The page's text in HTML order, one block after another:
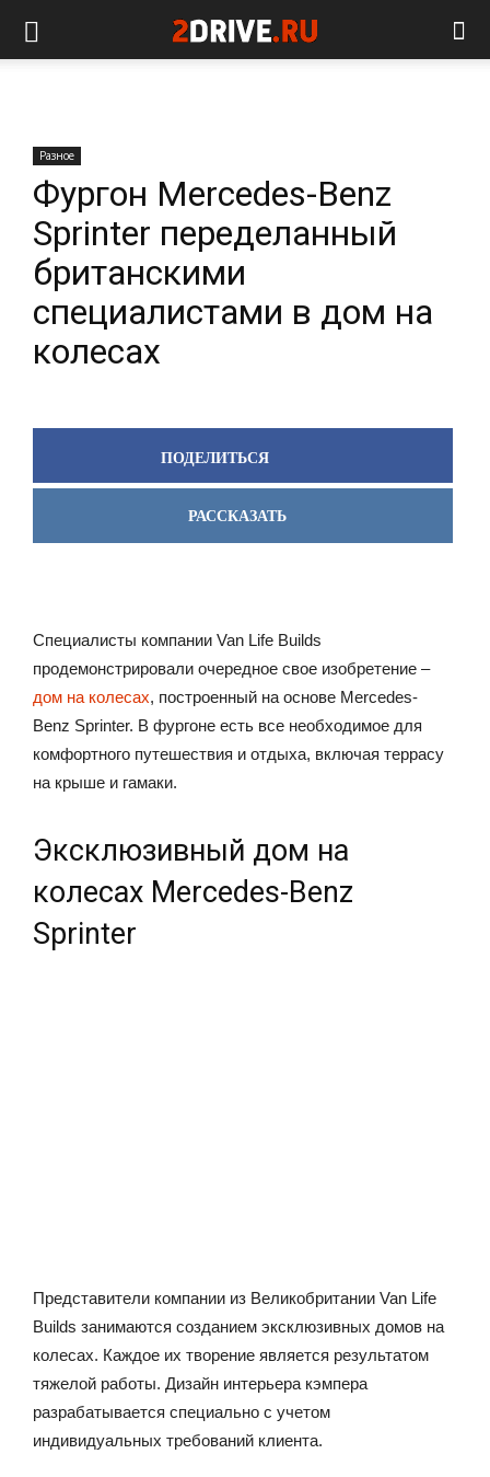
Разное
Фургон Mercedes-Benz
Sprinter переделанный
британскими
специалистами в дом на
колесах
ПОДЕЛИТЬСЯ
РАССКАЗАТЬ
Специалисты компании Van Life Builds
продемонстрировали очередное свое изобретение –
дом на колесах, построенный на основе Mercedes-
Benz Sprinter. В фургоне есть все необходимое для
комфортного путешествия и отдыха, включая террасу
на крыше и гамаки.
Эксклюзивный дом на
колесах Mercedes-Benz
Sprinter
Представители компании из Великобритании Van Life
Builds занимаются созданием эксклюзивных домов на
колесах. Каждое их творение является результатом
тяжелой работы. Дизайн интерьера кэмпера
разрабатывается специально с учетом
индивидуальных требований клиента.